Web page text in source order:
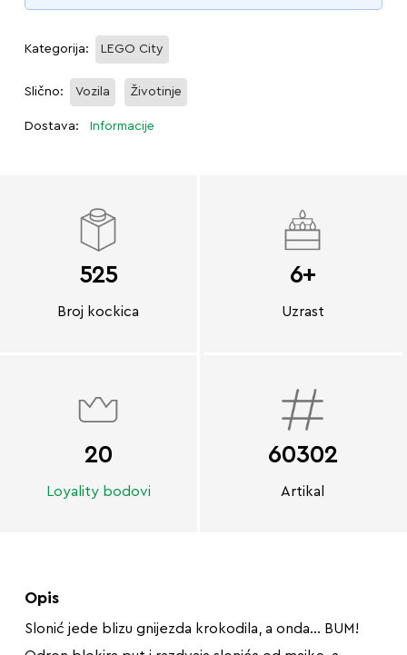
Kategorija: LEGO City
Slično: Vozila Životinje
Dostava: Informacije
525
Broj kockica
6+
Uzrast
20
Loyality bodovi
60302
Artikal
Opis
Slonić jede blizu gnijezda krokodila, a onda… BUM!